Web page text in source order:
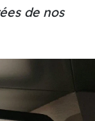
de nos